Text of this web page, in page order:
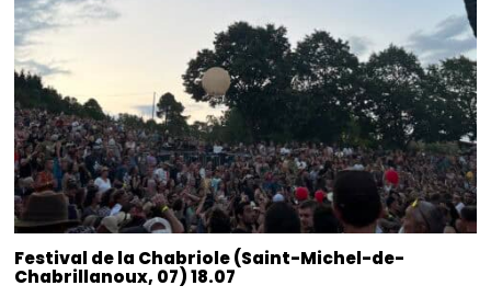
Festival de la Chabriole (Saint-Michel-de-
Chabrillanoux, 07) 18.07